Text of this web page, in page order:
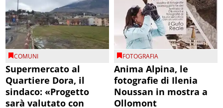
COMUNI
Supermercato al
Quartiere Dora, il
sindaco: «Progetto
sarà valutato con
FOTOGRAFIA
Anima Alpina, le
fotografie di Ilenia
Noussan in mostra a
Ollomont